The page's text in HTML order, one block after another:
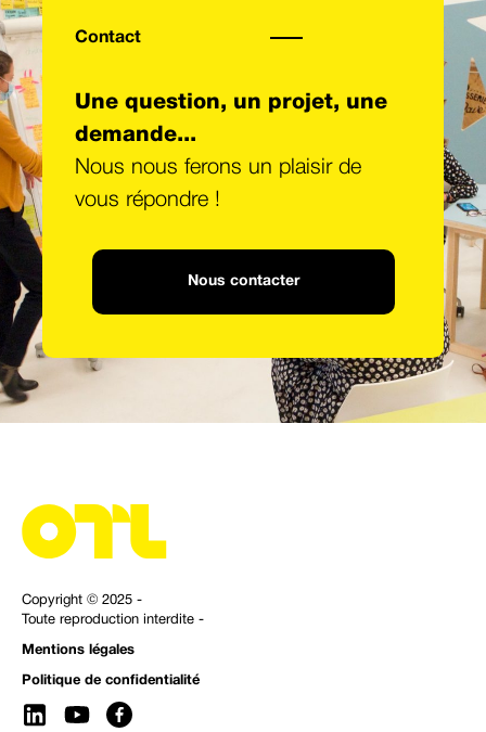
Contact
Une question, un projet, une
demande...
Nous nous ferons un plaisir de
vous répondre !
Nous contacter
Copyright © 2025 -
Toute reproduction interdite -
Mentions légales
Politique de confidentialité